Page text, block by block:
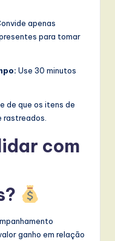
apenas
para tomar
Use 30 minutos
de que os itens de
com
ganho em relação